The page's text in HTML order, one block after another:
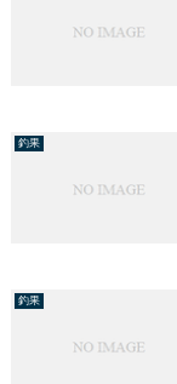
釣果
釣果